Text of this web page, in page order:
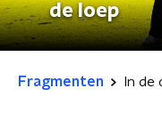
de loep
Fragmenten